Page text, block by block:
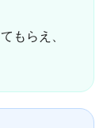
もらえ、